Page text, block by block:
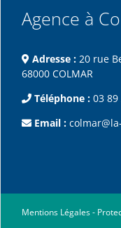
Agence à
Adresse : 20 rue
68000 COLMAR
Téléphone : 03 89
Email :
Mentions Légales-